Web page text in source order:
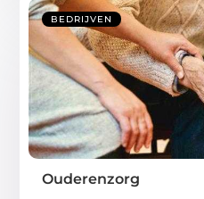
BEDRIJVEN
Ouderenzorg